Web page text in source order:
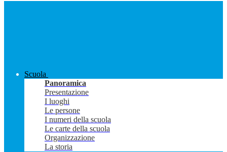
Scuola
Panoramica
Presentazione
I luoghi
Le persone
I numeri della scuola
Le carte della scuola
Organizzazione
La storia